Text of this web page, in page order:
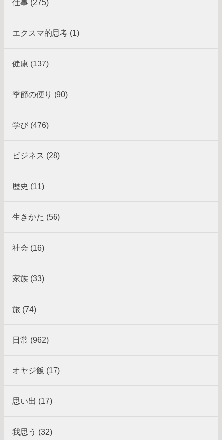
仕事 (275)
エクスマ的思考 (1)
健康 (137)
季節の便り (90)
学び (476)
ビジネス (28)
歴史 (11)
生きかた (56)
社会 (16)
家族 (33)
旅 (74)
日常 (962)
オヤジ飯 (17)
思い出 (17)
我思う (32)